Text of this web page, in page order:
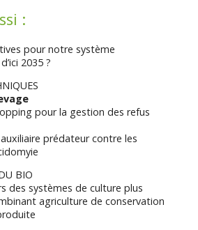
:
pour notre système
2035 ?
pour la gestion des refus
prédateur contre les
BIO
des systèmes de culture plus
agriculture de conservation